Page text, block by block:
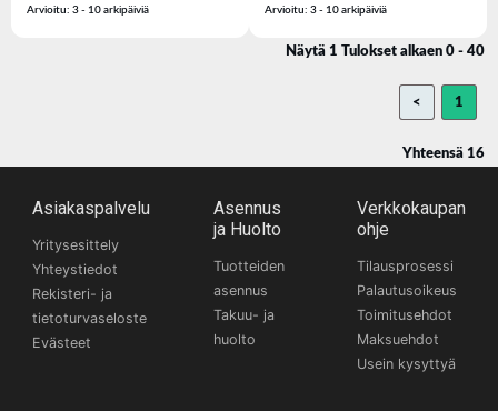
Arvioitu: 3 - 10 arkipäiviä Arvioitu: 3 - 10 arkipäiviä
Näytä 1 Tulokset alkaen 0 - 40
< 1
Yhteensä 16
Asiakaspalvelu
Yritysesittely
Yhteystiedot
Rekisteri- ja
tietoturvaseloste
Evästeet
Asennus
ja Huolto
Tuotteiden
asennus
Takuu- ja
huolto
Verkkokaupan
ohje
Tilausprosessi
Palautusoikeus
Toimitusehdot
Maksuehdot
Usein kysyttyä